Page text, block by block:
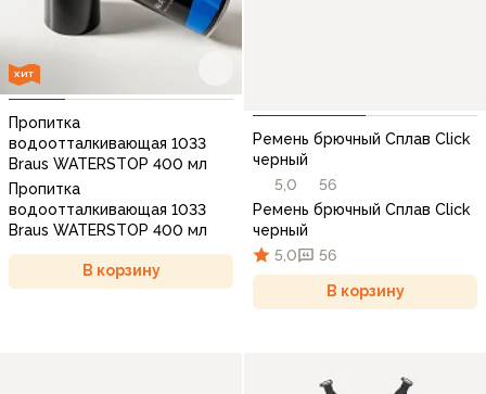
ХИТ
Пропитка
водоотталкивающая 1033
Braus WATERSTOP 400 мл
Пропитка
водоотталкивающая 1033
Braus WATERSTOP 400 мл
В корзину
Ремень брючный Сплав Click
черный
5,0
56
Ремень брючный Сплав Click
черный
5,0
56
В корзину